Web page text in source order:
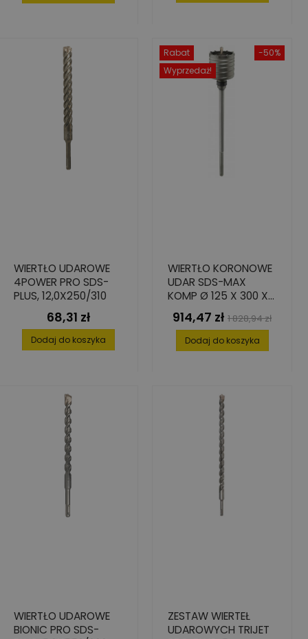
WIERTŁO UDAROWE
4POWER PRO SDS-
PLUS, 12,0X250/310
Cena
68,31 zł
Dodaj do koszyka
-50%
Rabat
Wyprzedaż!
WIERTŁO KORONOWE
UDAR SDS-MAX
KOMP Ø 125 X 300 X
430 MM
Cena
914,47 zł Cena
podstawowa
1 828,94 zł
Dodaj do koszyka
WIERTŁO UDAROWE
BIONIC PRO SDS-
ZESTAW WIERTEŁ
UDAROWYCH TRIJET